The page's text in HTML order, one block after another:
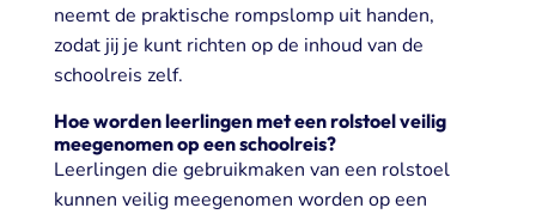
neemt de praktische rompslomp uit handen,
zodat jij je kunt richten op de inhoud van de
schoolreis zelf.
Hoe worden leerlingen met een rolstoel veilig
meegenomen op een schoolreis?
Leerlingen die gebruikmaken van een rolstoel
kunnen veilig meegenomen worden op een